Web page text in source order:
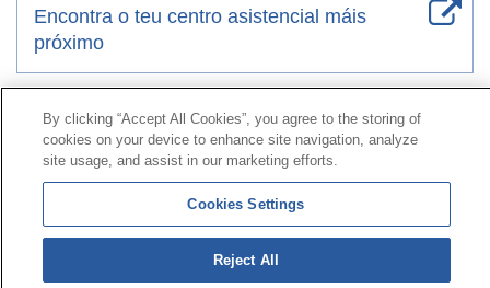
Encontra o teu centro asistencial máis
próximo
Contacto|Perfil do contratante|Reclamacións
Liña Universal 900 203 203|Zona Privada Comisión de
Prestacións Especiais
Zona Privada Provedor Sanitario
© Mutua Universal 2026| Mapa do sitio | Aviso legal |
Política de Protección de Datos
By clicking “Accept All Cookies”, you agree to the storing of
cookies on your device to enhance site navigation, analyze
site usage, and assist in our marketing efforts.
Cookies Settings
Reject All